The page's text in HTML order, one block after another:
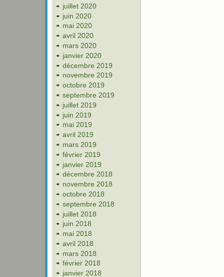
juillet 2020
juin 2020
mai 2020
avril 2020
mars 2020
janvier 2020
décembre 2019
novembre 2019
octobre 2019
septembre 2019
juillet 2019
juin 2019
mai 2019
avril 2019
mars 2019
février 2019
janvier 2019
décembre 2018
novembre 2018
octobre 2018
septembre 2018
juillet 2018
juin 2018
mai 2018
avril 2018
mars 2018
février 2018
janvier 2018